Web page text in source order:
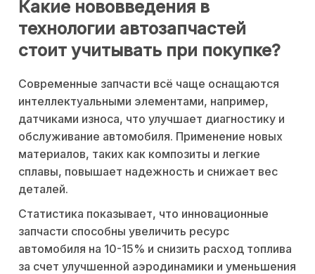
Какие нововведения в
технологии автозапчастей
стоит учитывать при покупке?
Современные запчасти всё чаще оснащаются
интеллектуальными элементами, например,
датчиками износа, что улучшает диагностику и
обслуживание автомобиля. Применение новых
материалов, таких как композиты и легкие
сплавы, повышает надежность и снижает вес
деталей.
Статистика показывает, что инновационные
запчасти способны увеличить ресурс
автомобиля на 10-15% и снизить расход топлива
за счет улучшенной аэродинамики и уменьшения